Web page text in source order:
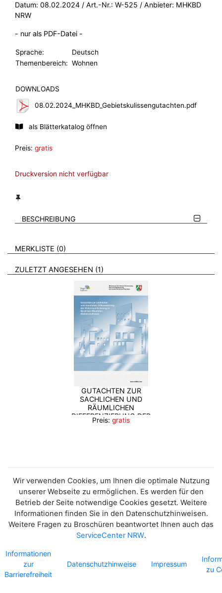
Datum: 08.02.2024 / Art.-Nr.: W-525 / Anbieter: MHKBD
NRW
- nur als PDF-Datei -
Sprache:
Deutsch
Themenbereich: Wohnen
DOWNLOADS
08.02.2024_MHKBD_Gebietskulissengutachten.pdf
als Blätterkatalog öffnen
Preis: gratis
Druckversion nicht verfügbar
BESCHREIBUNG
VERWEISE AUF VERMERKTE- ODER ZULETZT ANGESEHENE
MERKLISTE 0 BROSCHÜREN
ZULETZT ANGESEHEN 1 BROSCHÜREN
GUTACHTEN ZUR
SACHLICHEN UND
RÄUMLICHEN
DIFFERENZIERUNG DER
WOHNRAUMFÖRDERUNG
Preis: gratis
Wir verwenden Cookies, um Ihnen die optimale Nutzung
unserer Webseite zu ermöglichen. Es werden für den
Betrieb der Seite notwendige Cookies gesetzt. Weitere
Informationen finden Sie in den Datenschutzhinweisen.
Weitere Fragen zu Broschüren beantwortet Ihnen auch das
ServiceCenter NRW.
Informationen
zur
Barrierefreiheit
Datenschutzhinweise Impressum
zu